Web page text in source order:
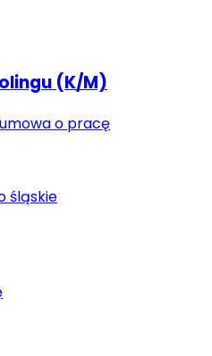
(K/M)
umowa o pracę
śląskie